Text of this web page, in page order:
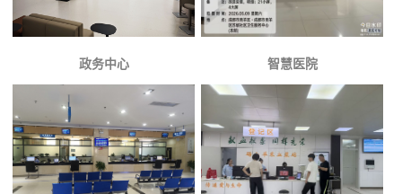
政务中心 智慧医院